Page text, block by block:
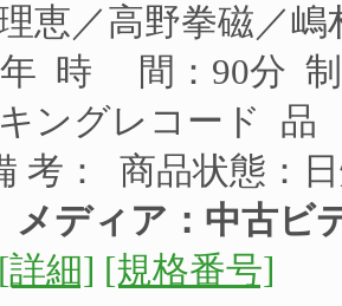
恵／高野拳磁／
年 時 間：90分 制
ングレコード 品
考： 商品状態：
メディア：中古ビ
[詳細] [規格番号]